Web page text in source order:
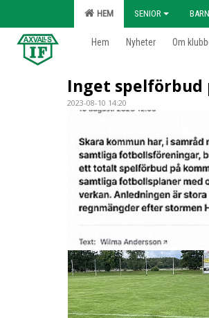
HEM SENIOR
Hem Nyheter Om
Inget spelförbud
2023-08-10 14:20